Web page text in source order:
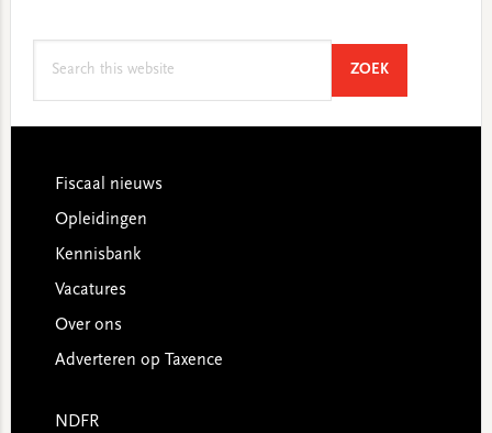
ZOEKSEARCH
Footer
Fiscaal nieuws
Opleidingen
Kennisbank
Vacatures
Over ons
Adverteren op Taxence
NDFR